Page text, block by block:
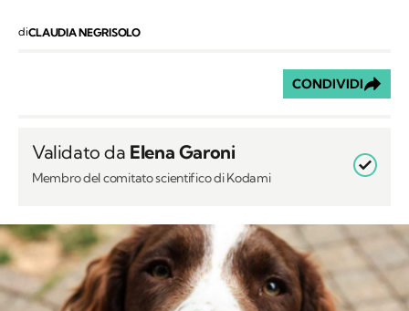
diCLAUDIA NEGRISOLO
CONDIVIDI
Validato da Elena Garoni
Membro del comitato scientifico di Kodami